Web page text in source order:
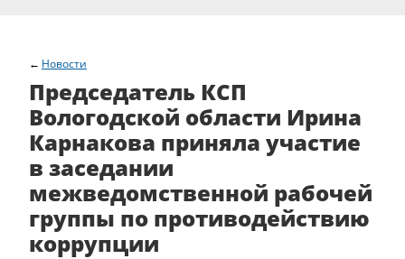
Новости
Председатель КСП
Вологодской области Ирина
Карнакова приняла участие
в заседании
межведомственной рабочей
группы по противодействию
коррупции